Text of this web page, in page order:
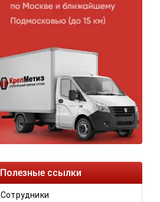
Полезные ссылки
Сотрудники